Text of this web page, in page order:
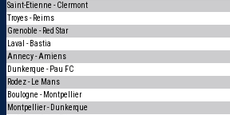
Saint-Etienne - Clermont
Troyes - Reims
Grenoble - Red Star
Laval - Bastia
Annecy - Amiens
Dunkerque - Pau FC
Rodez - Le Mans
Boulogne - Montpellier
Montpellier - Dunkerque